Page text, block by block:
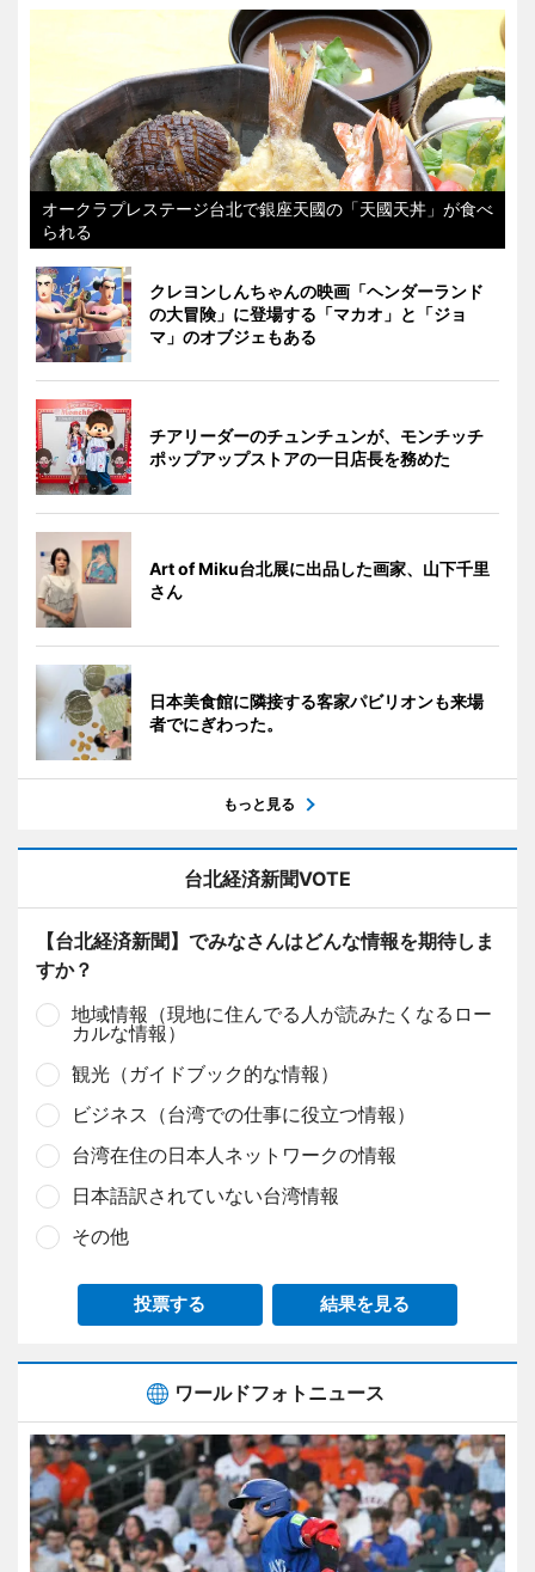
オークラプレステージ台北で銀座天國の「天國天丼」が食べ
られる
クレヨンしんちゃんの映画「ヘンダーランド
の大冒険」に登場する「マカオ」と「ジョ
マ」のオブジェもある
チアリーダーのチュンチュンが、モンチッチ
ポップアップストアの一日店長を務めた
Art of Miku台北展に出品した画家、山下千里
さん
日本美食館に隣接する客家パビリオンも来場
者でにぎわった。
もっと見る
台北経済新聞VOTE
【台北経済新聞】でみなさんはどんな情報を期待しま
すか？
地域情報（現地に住んでる人が読みたくなるロー
カルな情報）
観光（ガイドブック的な情報）
ビジネス（台湾での仕事に役立つ情報）
台湾在住の日本人ネットワークの情報
日本語訳されていない台湾情報
その他
投票する 結果を見る
ワールドフォトニュース